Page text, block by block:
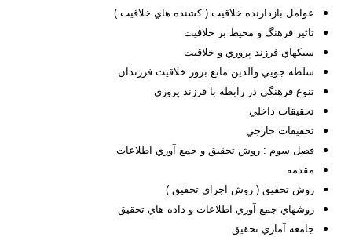
عوامل بازدارنده خلاقيت ( كشنده هاي خلاقيت )
تاثير فرهنگ و محيط بر خلاقيت
سبكهاي فرزند پروري و خلاقيت
سلطه جويي والدين مانع بروز خلاقيت فرزندان
تنوع فرهنگي در رابطه با فرزند پروري
تحقيقات داخلي
تحقيقات خارجي
فصل سوم : روش تحقيق و جمع آوري اطلاعات
مقدمه
روش تحقيق ( روش اجراي تحقيق )
روشهاي جمع آوري اطلاعات و داده هاي تحقيق
جامعه آماري تحقيق